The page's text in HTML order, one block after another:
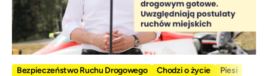
Bezpieczeństwo Ruchu Drogowego Chodzi o życie Piesi